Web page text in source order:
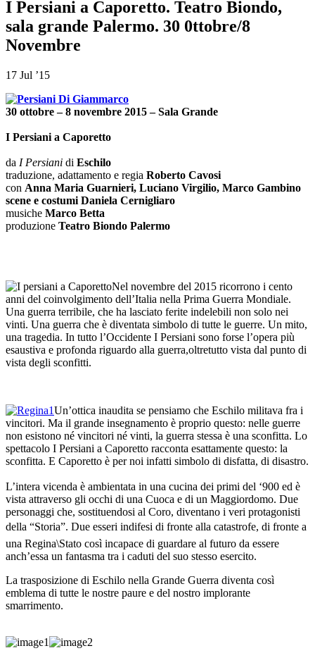
I Persiani a Caporetto. Teatro Biondo,
sala grande Palermo. 30 0ttobre/8
Novembre
17 Jul ’15
30 ottobre – 8 novembre 2015 – Sala Grande
I Persiani a Caporetto
da I Persiani di Eschilo
traduzione, adattamento e regia Roberto Cavosi
con Anna Maria Guarnieri, Luciano Virgilio, Marco Gambino
scene e costumi Daniela Cernigliaro
musiche Marco Betta
produzione Teatro Biondo Palermo
Nel novembre del 2015 ricorrono i cento
anni del coinvolgimento dell’Italia nella Prima Guerra Mondiale.
Una guerra terribile, che ha lasciato ferite indelebili non solo nei
vinti. Una guerra che è diventata simbolo di tutte le guerre. Un mito,
una tragedia. In tutto l’Occidente I Persiani sono forse l’opera più
esaustiva e profonda riguardo alla guerra,oltretutto vista dal punto di
vista degli sconfitti.
Un’ottica inaudita se pensiamo che Eschilo militava fra i
vincitori. Ma il grande insegnamento è proprio questo: nelle guerre
non esistono né vincitori né vinti, la guerra stessa è una sconfitta. Lo
spettacolo I Persiani a Caporetto racconta esattamente questo: la
sconfitta. E Caporetto è per noi infatti simbolo di disfatta, di disastro.
L’intera vicenda è ambientata in una cucina dei primi del ‘900 ed è
vista attraverso gli occhi di una Cuoca e di un Maggiordomo. Due
personaggi che, sostituendosi al Coro, diventano i veri protagonisti
della “Storia”. Due esseri indifesi di fronte alla catastrofe, di fronte a
una Regina\Stato così incapace di guardare al futuro da essere
anch’essa un fantasma tra i caduti del suo stesso esercito.
La trasposizione di Eschilo nella Grande Guerra diventa così
emblema di tutte le nostre paure e del nostro implorante
smarrimento.